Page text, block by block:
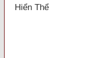
Hiển Thể